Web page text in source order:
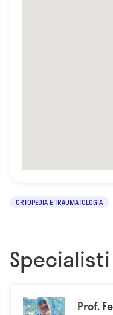
ORTOPEDIA E TRAUMATOLOGIA
Specialisti
Prof.